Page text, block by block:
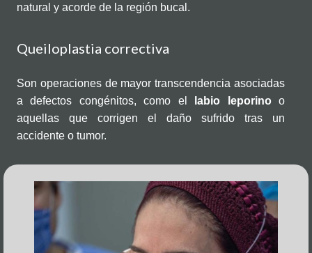
natural y acorde de la región bucal.
Queiloplastia correctiva
Son operaciones de mayor transcendencia asociadas
a defectos congénitos, como el
labio leporinoo
aquellas que corrigen el daño sufrido tras un
accidente o tumor.